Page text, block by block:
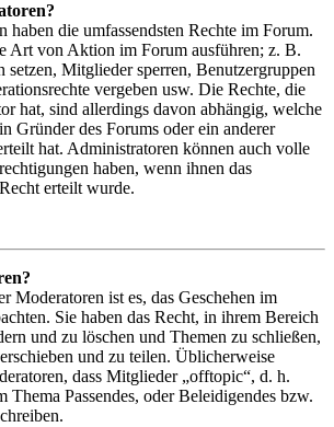
haben die umfassendsten Rechte im Forum.
Art von Aktion im Forum ausführen; z. B.
setzen, Mitglieder sperren, Benutzergruppen
vergeben usw. Die Rechte, die
hat, sind allerdings davon abhängig, welche
Gründer des Forums oder ein anderer
hat. Administratoren können auch volle
haben, wenn ihnen das
erteilt wurde.
Moderatoren ist es, das Geschehen im
Sie haben das Recht, in ihrem Bereich
und zu löschen und Themen zu schließen,
und zu teilen. Üblicherweise
dass Mitglieder „offtopic“, d. h.
Thema Passendes, oder Beleidigendes bzw.